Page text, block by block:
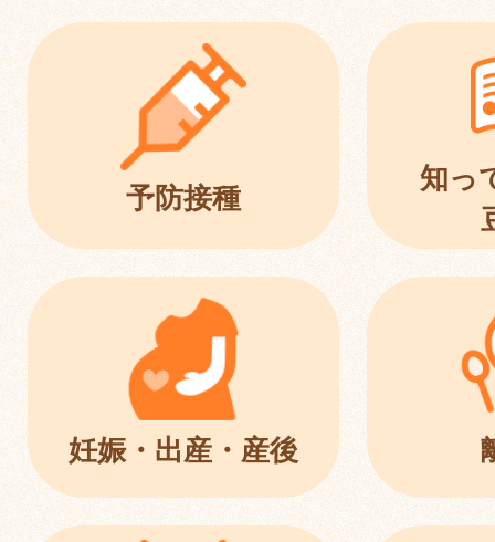
予防接種
知っ
妊娠・出産・産後